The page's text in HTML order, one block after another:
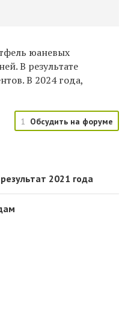
юаневых
В результате
В 2024 года,
1 Обсудить на форуме
2021 года